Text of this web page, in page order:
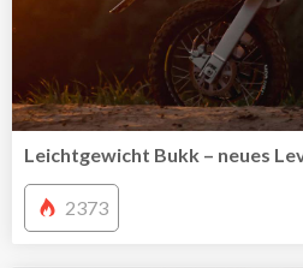
Leichtgewicht Bukk – neues
2373